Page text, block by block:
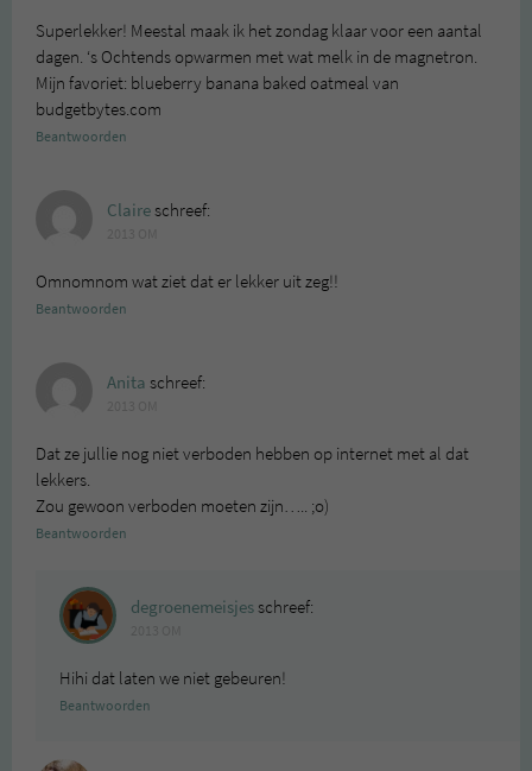
Superlekker! Meestal maak ik het zondag klaar voor een aantal
dagen. ‘s Ochtends opwarmen met wat melk in de magnetron.
Mijn favoriet: blueberry banana baked oatmeal van
budgetbytes.com
Beantwoorden
Claireschreef:
Omnomnom wat ziet dat er lekker uit zeg!!
Beantwoorden
Anita schreef:
Dat ze jullie nog niet verboden hebben op internet met al dat
lekkers.
Zou gewoon verboden moeten zijn….. ;o)
Beantwoorden
degroenemeisjesschreef:
Hihi dat laten we niet gebeuren!
Beantwoorden